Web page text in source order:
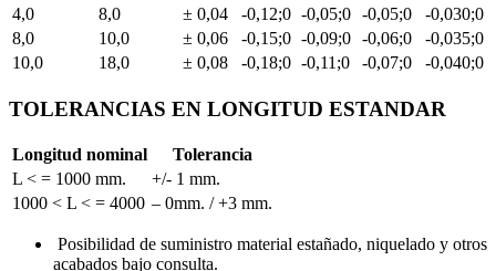
4,0
8,0 ± 0,04 -0,12;0 -0,05;0 -0,05;0
-0,030;0
8,0
10,0 ± 0,06 -0,15;0 -0,09;0 -0,06;0
-0,035;0
10,0
18,0 ± 0,08 -0,18;0 -0,11;0 -0,07;0 -0,040;0
TOLERANCIAS EN LONGITUD ESTANDAR
Longitud nominal
Tolerancia
L < = 1000 mm.
+/- 1 mm.
1000 < L < = 4000 – 0mm. / +3 mm.
Posibilidad de suministro material estañado, niquelado y otros
acabados bajo consulta.